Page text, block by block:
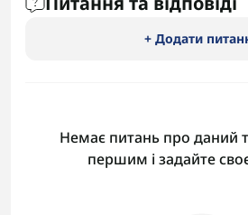
+ Додати
Немає питань про даний
першим і задайте